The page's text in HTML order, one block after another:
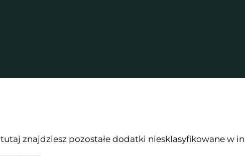
tutaj znajdziesz pozostałe dodatki niesklasyfikowane w